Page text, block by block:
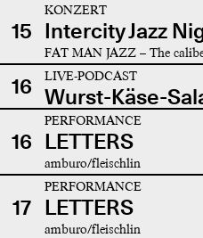
15
KONZERT
Intercity Jazz
FAT MAN JAZZ – The
16 LIVE-PODCAST
Wurst-Käse-
16
PERFORMANCE
LETTERS
amburo/fleischlin
17
PERFORMANCE
LETTERS
amburo/fleischlin